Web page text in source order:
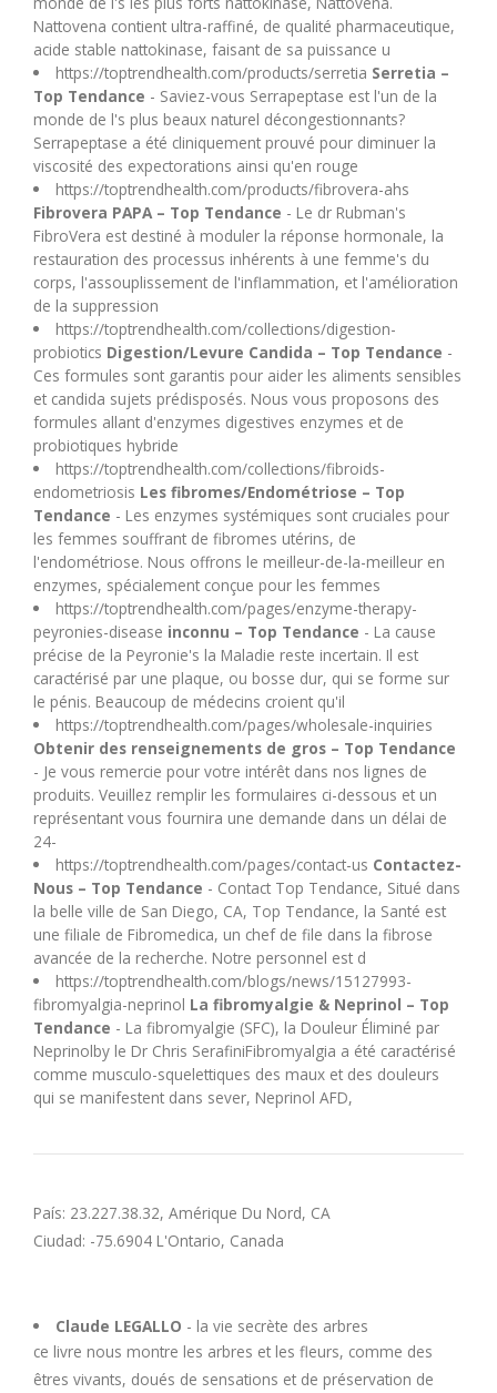
Nattovena contient ultra-raffiné, de qualité pharmaceutique,
acide stable nattokinase, faisant de sa puissance u
https://toptrendhealth.com/products/serretia Serretia –
Top Tendance - Saviez-vous Serrapeptase est l'un de la
monde de l's plus beaux naturel décongestionnants?
Serrapeptase a été cliniquement prouvé pour diminuer la
viscosité des expectorations ainsi qu'en rouge
https://toptrendhealth.com/products/fibrovera-ahs
Fibrovera PAPA – Top Tendance - Le dr Rubman's
FibroVera est destiné à moduler la réponse hormonale, la
restauration des processus inhérents à une femme's du
corps, l'assouplissement de l'inflammation, et l'amélioration
de la suppression
https://toptrendhealth.com/collections/digestion-
probiotics Digestion/Levure Candida – Top Tendance -
Ces formules sont garantis pour aider les aliments sensibles
et candida sujets prédisposés. Nous vous proposons des
formules allant d'enzymes digestives enzymes et de
probiotiques hybride
https://toptrendhealth.com/collections/fibroids-
endometriosis Les fibromes/Endométriose – Top
Tendance - Les enzymes systémiques sont cruciales pour
les femmes souffrant de fibromes utérins, de
l'endométriose. Nous offrons le meilleur-de-la-meilleur en
enzymes, spécialement conçue pour les femmes
https://toptrendhealth.com/pages/enzyme-therapy-
peyronies-disease inconnu – Top Tendance - La cause
précise de la Peyronie's la Maladie reste incertain. Il est
caractérisé par une plaque, ou bosse dur, qui se forme sur
le pénis. Beaucoup de médecins croient qu'il
https://toptrendhealth.com/pages/wholesale-inquiries
Obtenir des renseignements de gros – Top Tendance
- Je vous remercie pour votre intérêt dans nos lignes de
produits. Veuillez remplir les formulaires ci-dessous et un
représentant vous fournira une demande dans un délai de
24-
https://toptrendhealth.com/pages/contact-us Contactez-
Nous – Top Tendance - Contact Top Tendance, Situé dans
la belle ville de San Diego, CA, Top Tendance, la Santé est
une filiale de Fibromedica, un chef de file dans la fibrose
avancée de la recherche. Notre personnel est d
https://toptrendhealth.com/blogs/news/15127993-
fibromyalgia-neprinol La fibromyalgie & Neprinol – Top
Tendance - La fibromyalgie (SFC), la Douleur Éliminé par
Neprinolby le Dr Chris SerafiniFibromyalgia a été caractérisé
comme musculo-squelettiques des maux et des douleurs
qui se manifestent dans sever, Neprinol AFD,
País: 23.227.38.32, Amérique Du Nord, CA
Ciudad: -75.6904 L'Ontario, Canada
Claude LEGALLO - la vie secrète des arbres
ce livre nous montre les arbres et les fleurs, comme des
êtres vivants, doués de sensations et de préservation de